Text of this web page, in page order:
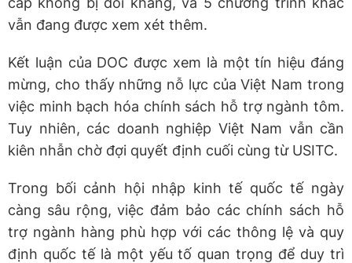
vẫn đang được xem xét thêm.
Kết luận của DOC được xem là một tín hiệu đáng
mừng, cho thấy những nỗ lực của Việt Nam trong
việc minh bạch hóa chính sách hỗ trợ ngành tôm.
Tuy nhiên, các doanh nghiệp Việt Nam vẫn cần
kiên nhẫn chờ đợi quyết định cuối cùng từ USITC.
Trong bối cảnh hội nhập kinh tế quốc tế ngày
càng sâu rộng, việc đảm bảo các chính sách hỗ
trợ ngành hàng phù hợp với các thông lệ và quy
định quốc tế là một yếu tố quan trọng để duy trì